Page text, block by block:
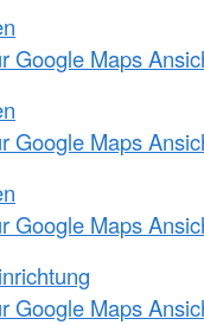
Google Maps
Google Maps
Google Maps
Google Maps